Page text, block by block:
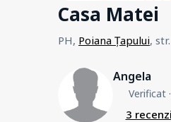
Casa Matei
PH, Poiana Țapului,
Angela
Verificat
3